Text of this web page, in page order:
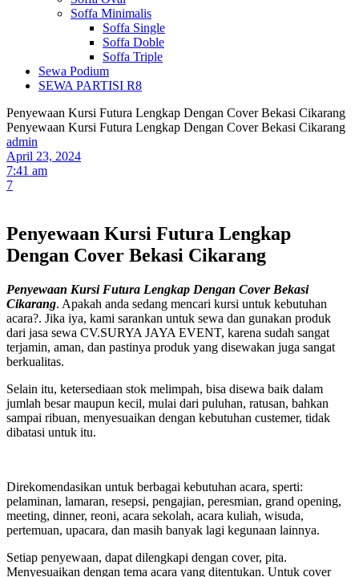
Soffa Minimalis
Soffa Single
Soffa Doble
Soffa Triple
Sewa Podium
SEWA PARTISI R8
Penyewaan Kursi Futura Lengkap Dengan Cover Bekasi Cikarang
Penyewaan Kursi Futura Lengkap Dengan Cover Bekasi Cikarang
admin
April 23, 2024
7:41 am
7
Penyewaan Kursi Futura Lengkap
Dengan Cover Bekasi Cikarang
Penyewaan Kursi Futura Lengkap Dengan Cover Bekasi
Cikarang. Apakah anda sedang mencari kursi untuk kebutuhan
acara?. Jika iya, kami sarankan untuk sewa dan gunakan produk
dari jasa sewa CV.SURYA JAYA EVENT, karena sudah sangat
terjamin, aman, dan pastinya produk yang disewakan juga sangat
berkualitas.
Selain itu, ketersediaan stok melimpah, bisa disewa baik dalam
jumlah besar maupun kecil, mulai dari puluhan, ratusan, bahkan
sampai ribuan, menyesuaikan dengan kebutuhan custemer, tidak
dibatasi untuk itu.
Direkomendasikan untuk berbagai kebutuhan acara, sperti:
pelaminan, lamaran, resepsi, pengajian, peresmian, grand opening,
meeting, dinner, reoni, acara sekolah, acara kuliah, wisuda,
pertemuan, upacara, dan masih banyak lagi kegunaan lainnya.
Setiap penyewaan, dapat dilengkapi dengan cover, pita.
Menyesuaikan dengan tema acara yang ditentukan. Untuk cover